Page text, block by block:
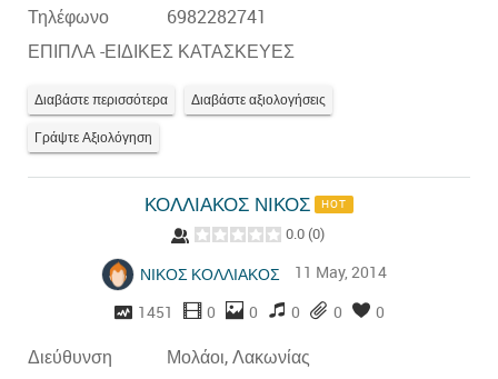
Τηλέφωνο
6982282741
ΕΠΙΠΛΑ -ΕΙΔΙΚΕΣ ΚΑΤΑΣΚΕΥΕΣ
Διαβάστε περισσότερα Διαβάστε αξιολογήσεις
Γράψτε Αξιολόγηση
ΚΟΛΛΙΑΚΟΣ ΝΙΚΟΣ HOT
0.0 (0)
ΝΙΚΟΣ ΚΟΛΛΙΑΚΟΣ
11 May, 2014
1451
0 0 0 0 0
Διεύθυνση
Μολάοι, Λακωνίας